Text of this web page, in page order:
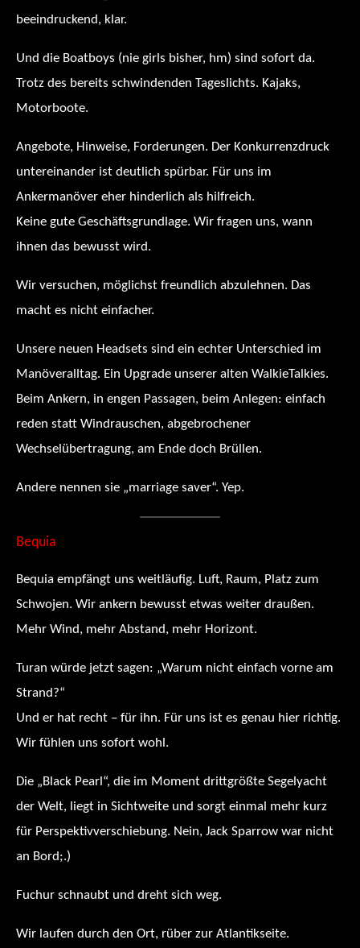
beeindruckend, klar.
Und die Boatboys (nie girls bisher, hm) sind sofort da.
Trotz des bereits schwindenden Tageslichts. Kajaks,
Motorboote.
Angebote, Hinweise, Forderungen. Der Konkurrenzdruck
untereinander ist deutlich spürbar. Für uns im
Ankermanöver eher hinderlich als hilfreich.
Keine gute Geschäftsgrundlage. Wir fragen uns, wann
ihnen das bewusst wird.
Wir versuchen, möglichst freundlich abzulehnen. Das
macht es nicht einfacher.
Unsere neuen Headsets sind ein echter Unterschied im
Manöveralltag. Ein Upgrade unserer alten WalkieTalkies.
Beim Ankern, in engen Passagen, beim Anlegen: einfach
reden statt Windrauschen, abgebrochener
Wechselübertragung, am Ende doch Brüllen.
Andere nennen sie „marriage saver“. Yep.
Bequia
Bequia empfängt uns weitläufig. Luft, Raum, Platz zum
Schwojen. Wir ankern bewusst etwas weiter draußen.
Mehr Wind, mehr Abstand, mehr Horizont.
Turan würde jetzt sagen: „Warum nicht einfach vorne am
Strand?“
Und er hat recht – für ihn. Für uns ist es genau hier richtig.
Wir fühlen uns sofort wohl.
Die „Black Pearl“, die im Moment drittgrößte Segelyacht
der Welt, liegt in Sichtweite und sorgt einmal mehr kurz
für Perspektivverschiebung. Nein, Jack Sparrow war nicht
an Bord;.)
Fuchur schnaubt und dreht sich weg.
Wir laufen durch den Ort, rüber zur Atlantikseite.